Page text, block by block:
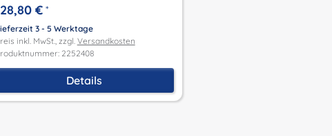
€*
3 - 5 Werktage
inkl. MwSt., zzgl. Versandkosten
2252408
Details